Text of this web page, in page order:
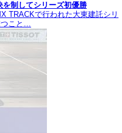
制してシリーズ初優勝
TRACKで行われた大東建託シリ
つこと…